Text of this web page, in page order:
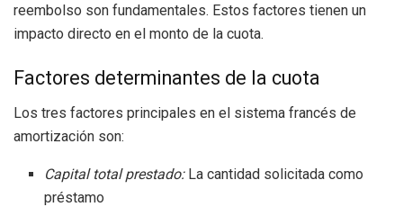
reembolso son fundamentales. Estos factores tienen un
impacto directo en el monto de la cuota.
Factores determinantes de la cuota
Los tres factores principales en el sistema francés de
amortización son:
Capital total prestado:La cantidad solicitada como
préstamo